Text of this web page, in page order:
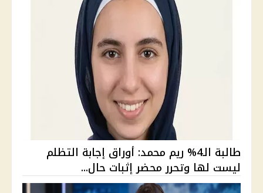
طالبة الـ4% ريم محمد: أوراق إجابة التظلم
ليست لها وتحرر محضر إثبات حال...